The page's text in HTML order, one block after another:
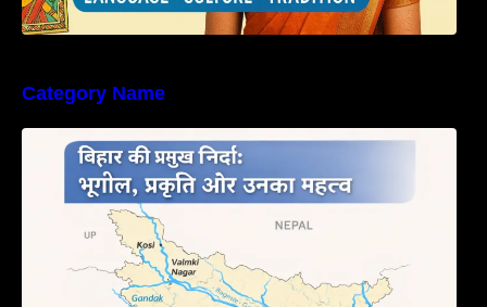
Category Name
बिहार की नदियों का विस्तृत अध्ययन | Geography of
Rivers in Bihar